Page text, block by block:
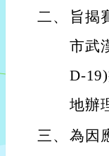
二、
旨揭
市武
D-
地辦
三、 為因